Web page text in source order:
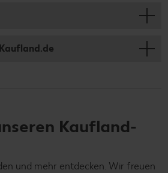
Kaufland-
und mehr entdecken. Wir freuen